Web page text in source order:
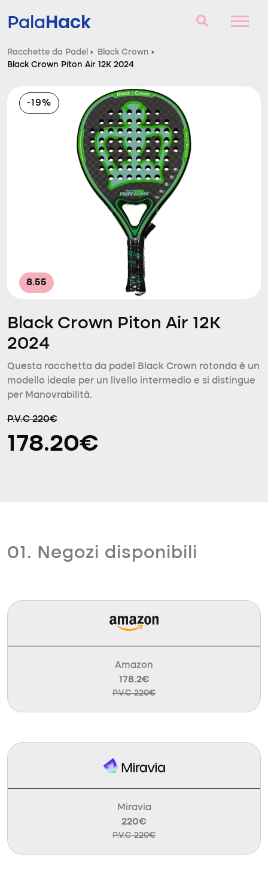
PalaHack
Racchette da Padel
Domande e risposte
Comparatore
Racchette da Padel › Black Crown ›
Black Crown Piton Air 12K 2024
-19%
8.55
Black Crown Piton Air 12K
2024
Questa racchetta da padel Black Crown rotonda è un
modello ideale per un livello intermedio e si distingue
per Manovrabilità.
P.V.C 220€
178.20€
01. Negozi disponibili
Amazon
178.2€
P.V.C 220€
Miravia
220€
P.V.C 220€